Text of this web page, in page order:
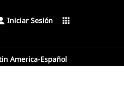
Iniciar Sesión apps
America-Español